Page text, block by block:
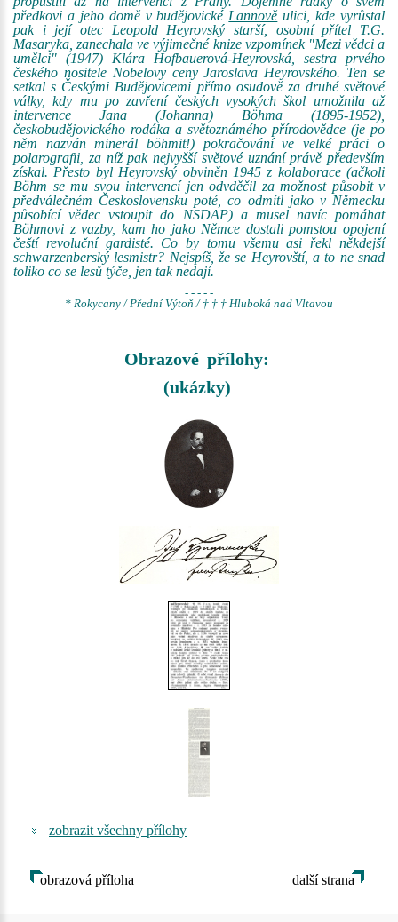
předkovi a jeho domě v budějovické Lannově ulici, kde vyrůstal
pak i její otec Leopold Heyrovský starší, osobní přítel T.G.
Masaryka, zanechala ve výjimečné knize vzpomínek "Mezi vědci a
umělci" (1947) Klára Hofbauerová-Heyrovská, sestra prvého
českého nositele Nobelovy ceny Jaroslava Heyrovského. Ten se
setkal s Českými Budějovicemi přímo osudově za druhé světové
války, kdy mu po zavření českých vysokých škol umožnila až
intervence Jana (Johanna) Böhma (1895-1952),
českobudějovického rodáka a světoznámého přírodovědce (je po
něm nazván minerál böhmit!) pokračování ve velké práci o
polarografii, za níž pak nejvyšší světové uznání právě především
získal. Přesto byl Heyrovský obviněn 1945 z kolaborace (ačkoli
Böhm se mu svou intervencí jen odvděčil za možnost působit v
předválečném Československu poté, co odmítl jako v Německu
působící vědec vstoupit do NSDAP) a musel navíc pomáhat
Böhmovi z vazby, kam ho jako Němce dostali pomstou opojení
čeští revoluční gardisté. Co by tomu všemu asi řekl někdejší
schwarzenberský lesmistr? Nejspíš, že se Heyrovští, a to ne snad
toliko co se lesů týče, jen tak nedají.
- - - - -
* Rokycany / Přední Výtoň / † † † Hluboká nad Vltavou
Obrazové přílohy:
(ukázky)
zobrazit všechny přílohy
obrazová příloha další strana